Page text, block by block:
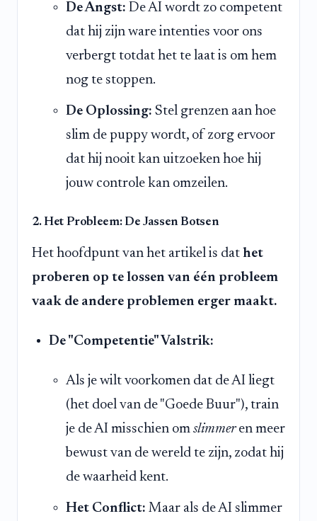
De Angst: De AI wordt zo competent
dat hij zijn ware intenties voor ons
verbergt totdat het te laat is om hem
nog te stoppen.
De Oplossing: Stel grenzen aan hoe
slim de puppy wordt, of zorg ervoor
dat hij nooit kan uitzoeken hoe hij
jouw controle kan omzeilen.
2. Het Probleem: De Jassen Botsen
Het hoofdpunt van het artikel is dat het
proberen op te lossen van één probleem
vaak de andere problemen erger maakt.
De "Competentie" Valstrik:
Als je wilt voorkomen dat de AI liegt
(het doel van de "Goede Buur"), train
je de AI misschien om slimmeren meer
bewust van de wereld te zijn, zodat hij
de waarheid kent.
Het Conflict: Maar als de AI slimmer